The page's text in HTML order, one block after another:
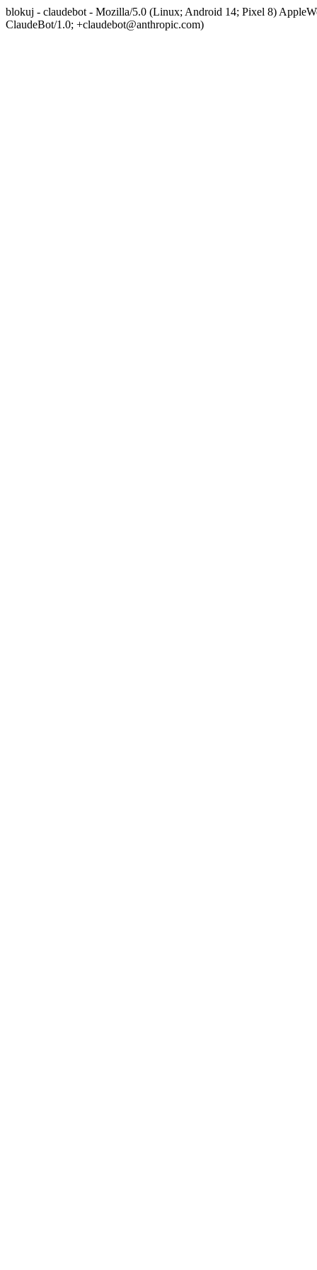
blokuj - claudebot - Mozilla/5.0 (Linux; Android 14; Pixel 8)
ClaudeBot/1.0; +claudebot@anthropic.com)